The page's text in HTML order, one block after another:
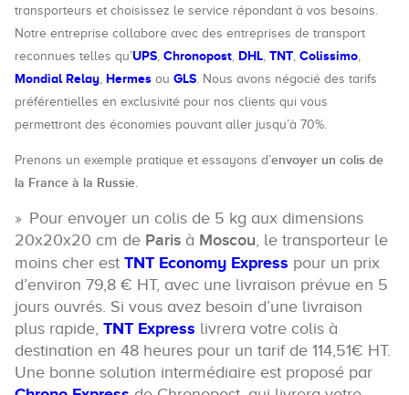
transporteurs et choisissez le service répondant à vos besoins.
Notre entreprise collabore avec des entreprises de transport
reconnues telles qu’UPS, Chronopost, DHL, TNT, Colissimo,
Mondial Relay, Hermes ou GLS. Nous avons négocié des tarifs
préférentielles en exclusivité pour nos clients qui vous
permettront des économies pouvant aller jusqu’à 70%.
Prenons un exemple pratique et essayons d’envoyer un colis de
la France à la Russie.
Pour envoyer un colis de 5 kg aux dimensions
20x20x20 cm de Paris à Moscou, le transporteur le
moins cher est TNT Economy Express pour un prix
d’environ 79,8 € HT, avec une livraison prévue en 5
jours ouvrés. Si vous avez besoin d’une livraison
plus rapide, TNT Express livrera votre colis à
destination en 48 heures pour un tarif de 114,51€ HT.
Une bonne solution intermédiaire est proposé par